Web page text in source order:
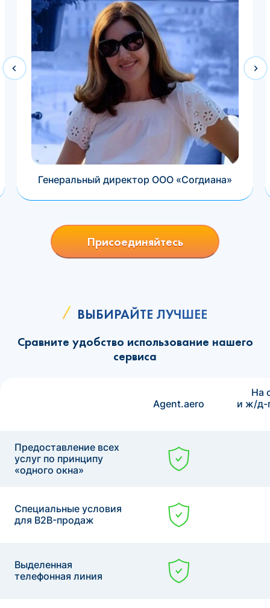
Генеральный директор ООО «Согдиана»
Присоединяйтесь
ВЫБИРАЙТЕ ЛУЧШЕЕ
Сравните удобство использование нашего
сервиса
Agent.aero
На
и ж/д-
Предоставление всех
услуг по принципу
«одного окна»
Специальные условия
для B2B-продаж
Выделенная
телефонная линия